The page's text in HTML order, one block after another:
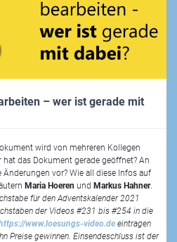
– wer ist gerade mit
wird von mehreren Kollegen
das Dokument gerade geöffnet? An
vor? Wie all diese Infos auf
Maria Hoeren und Markus Hahner.
für den Adventskalender 2021
der Videos #231 bis #254 in die
www.loesungs-video.de eintragen
Preise gewinnen. Einsendeschluss ist der